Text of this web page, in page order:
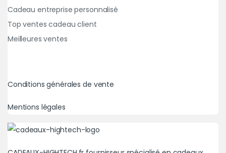
Cadeau entreprise personnalisé
Top ventes cadeau client
Meilleures ventes
Conditions générales de vente
Mentions légales